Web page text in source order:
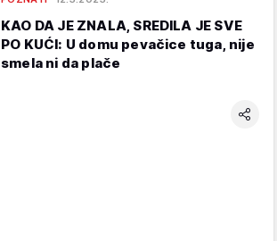
KAO DA JE ZNALA, SREDILA JE SVE
PO KUĆI: U domu pevačice tuga, nije
smela ni da plače